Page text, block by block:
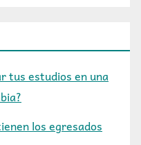
tus estudios en una
los egresados